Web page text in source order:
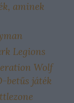
aminek
Legions
Wolf
betűs játék